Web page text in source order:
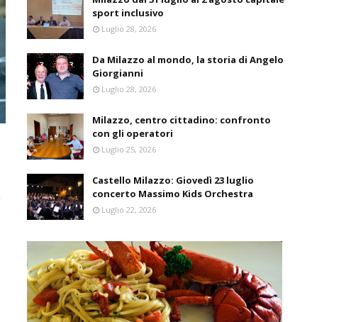
sport inclusivo
Luglio 28, 2026
Da Milazzo al mondo, la storia di Angelo
Giorgianni
Luglio 28, 2026
Milazzo, centro cittadino: confronto
con gli operatori
Luglio 25, 2026
Castello Milazzo: Giovedì 23 luglio
concerto Massimo Kids Orchestra
Luglio 22, 2026